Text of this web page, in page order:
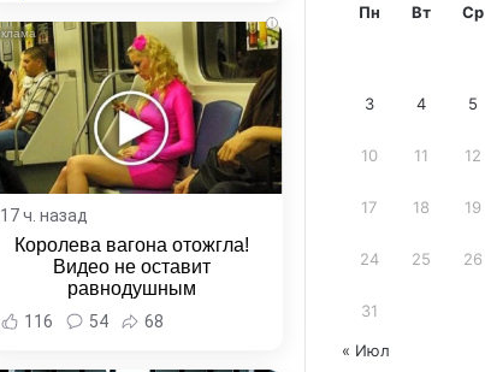
i
17 ч. назад
Королева вагона отожгла!
Видео не оставит
равнодушным
116 54 68
Пн Вт Ср
3 4 5
10 11 12
17 18 19
24 25 26
31
« Июл